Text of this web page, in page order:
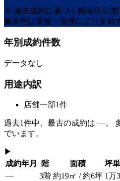
※ 過去成約に基づく相場目安(
集条件は業種・規模により変動
年別成約件数
データなし
用途内訳
店舗一部1件
過去1件中、最古の成約は —。
でいます。
▶
成約年月
階 面積 坪
—
3階 約19㎡ / 約6坪 1万